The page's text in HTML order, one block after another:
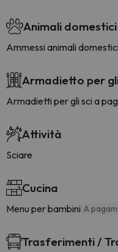
Animali domestici
Ammessi animali
Armadietto per
Armadietti per gli sci a
Attività
Sciare
Cucina
Menu per bambini A
Trasferimenti /